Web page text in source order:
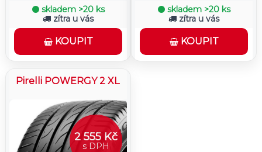
skladem >20 ks
zítra u vás
KOUPIT
skladem >20 ks
zítra u vás
KOUPIT
Pirelli POWERGY 2 XL
2 555 Kč
s DPH